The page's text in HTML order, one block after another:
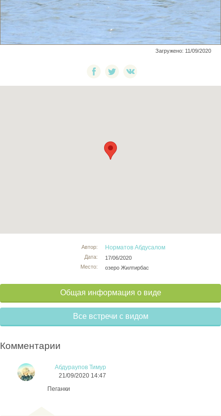
Загружено: 11/09/2020
Автор:
Дата:
Место:
Норматов Абдусалом
17/06/2020
озеро Жилтирбас
Общая информация о виде
Все встречи с видом
Комментарии
Абдураупов Тимур
21/09/2020 14:47
Пеганки